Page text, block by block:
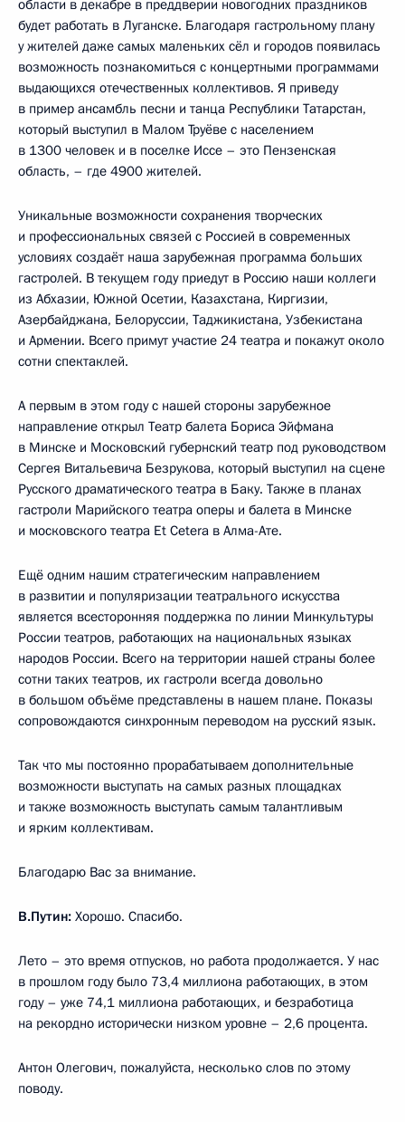
области в декабре в преддверии новогодних праздников
будет работать в Луганске. Благодаря гастрольному плану
у жителей даже самых маленьких сёл и городов появилась
возможность познакомиться с концертными программами
выдающихся отечественных коллективов. Я приведу
в пример ансамбль песни и танца Республики Татарстан,
который выступил в Малом Труёве с населением
в 1300 человек и в поселке Иссе – это Пензенская
область, – где 4900 жителей.
Уникальные возможности сохранения творческих
и профессиональных связей с Россией в современных
условиях создаёт наша зарубежная программа больших
гастролей. В текущем году приедут в Россию наши коллеги
из Абхазии, Южной Осетии, Казахстана, Киргизии,
Азербайджана, Белоруссии, Таджикистана, Узбекистана
и Армении. Всего примут участие 24 театра и покажут около
сотни спектаклей.
А первым в этом году с нашей стороны зарубежное
направление открыл Театр балета Бориса Эйфмана
в Минске и Московский губернский театр под руководством
Сергея Витальевича Безрукова, который выступил на сцене
Русского драматического театра в Баку. Также в планах
гастроли Марийского театра оперы и балета в Минске
и московского театра Et Cetera в Алма-Ате.
Ещё одним нашим стратегическим направлением
в развитии и популяризации театрального искусства
является всесторонняя поддержка по линии Минкультуры
России театров, работающих на национальных языках
народов России. Всего на территории нашей страны более
сотни таких театров, их гастроли всегда довольно
в большом объёме представлены в нашем плане. Показы
сопровождаются синхронным переводом на русский язык.
Так что мы постоянно прорабатываем дополнительные
возможности выступать на самых разных площадках
и также возможность выступать самым талантливым
и ярким коллективам.
Благодарю Вас за внимание.
В.Путин: Хорошо. Спасибо.
Лето – это время отпусков, но работа продолжается. У нас
в прошлом году было 73,4 миллиона работающих, в этом
году – уже 74,1 миллиона работающих, и безработица
на рекордно исторически низком уровне – 2,6 процента.
Антон Олегович, пожалуйста, несколько слов по этому
поводу.